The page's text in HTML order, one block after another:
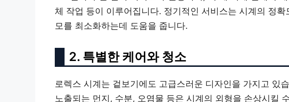
체 작업 등이 이루어집니다. 정기적인 서비스는 시계의 정
모를 최소화하는데 도움을 줍니다.
2. 특별한 케어와 청소
로렉스 시계는 겉보기에도 고급스러운 디자인을 가지고 있
노출되는 먼지, 수분, 오염물 등은 시계의 외형을 손상시킬